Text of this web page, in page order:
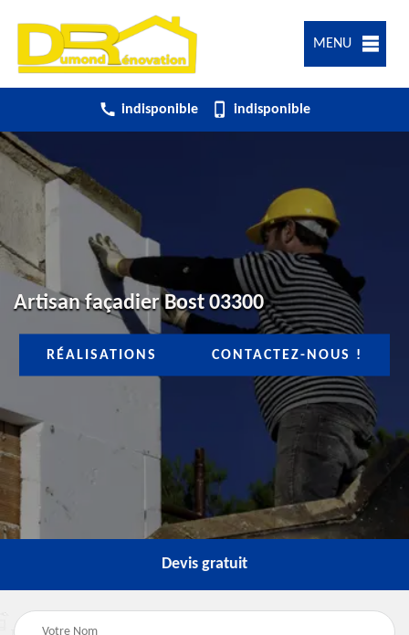
MENU
indisponible indisponible
Artisan façadier Bost 03300
RÉALISATIONS CONTACTEZ-NOUS !
Devis gratuit